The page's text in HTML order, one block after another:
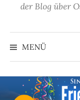
der Blog über
MENÜ